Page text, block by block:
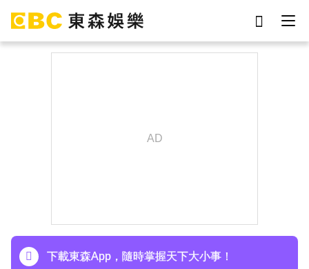
行過死陰的幽谷
下載東森App，隨時掌握天下大小事！